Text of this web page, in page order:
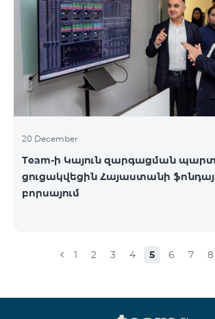
20 December
Team-ի Կայուն զարգացման
ցուցակվեցին Հայաստանի
բորսայում
1 2 3 4 5 6 7 8